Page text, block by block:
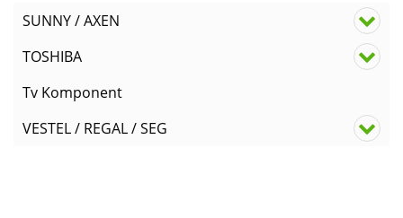
SUNNY / AXEN
TOSHIBA
Tv Komponent
VESTEL / REGAL / SEG